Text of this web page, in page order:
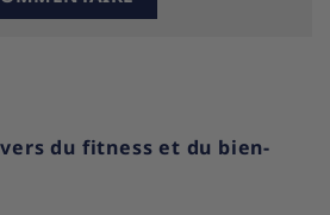
du fitness et du bien-